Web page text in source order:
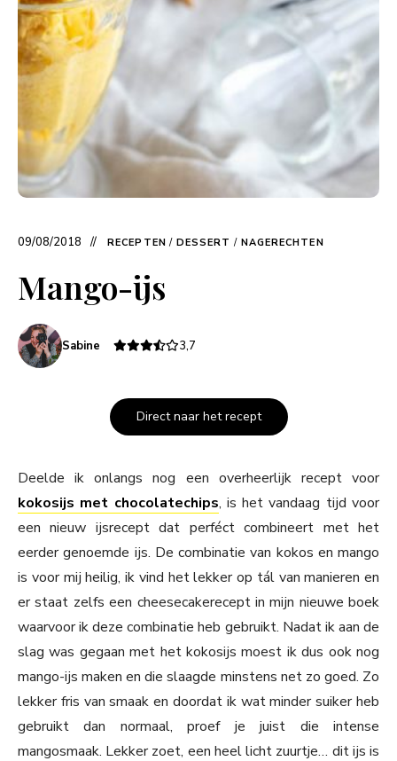
09/08/2018 RECEPTEN / DESSERT / NAGERECHTEN
Mango-ijs
Sabine 3,7
Direct naar het recept
Deelde ik onlangs nog een overheerlijk recept voor
kokosijs met chocolatechips, is het vandaag tijd voor
een nieuw ijsrecept dat perféct combineert met het
eerder genoemde ijs. De combinatie van kokos en mango
is voor mij heilig, ik vind het lekker op tál van manieren en
er staat zelfs een cheesecakerecept in mijn nieuwe boek
waarvoor ik deze combinatie heb gebruikt. Nadat ik aan de
slag was gegaan met het kokosijs moest ik dus ook nog
mango-ijs maken en die slaagde minstens net zo goed. Zo
lekker fris van smaak en doordat ik wat minder suiker heb
gebruikt dan normaal, proef je juist die intense
mangosmaak. Lekker zoet, een heel licht zuurtje… dit ijs is